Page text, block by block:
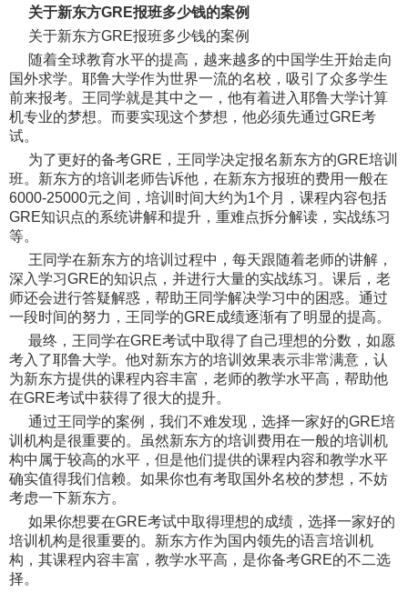
关于新东方GRE报班多少钱的案例
关于新东方GRE报班多少钱的案例
随着全球教育水平的提高，越来越多的中国学生开始走向
国外求学。耶鲁大学作为世界一流的名校，吸引了众多学生
前来报考。王同学就是其中之一，他有着进入耶鲁大学计算
机专业的梦想。而要实现这个梦想，他必须先通过GRE考
试。
为了更好的备考GRE，王同学决定报名新东方的GRE培训
班。新东方的培训老师告诉他，在新东方报班的费用一般在
6000-25000元之间，培训时间大约为1个月，课程内容包括
GRE知识点的系统讲解和提升，重难点拆分解读，实战练习
等。
王同学在新东方的培训过程中，每天跟随着老师的讲解，
深入学习GRE的知识点，并进行大量的实战练习。课后，老
师还会进行答疑解惑，帮助王同学解决学习中的困惑。通过
一段时间的努力，王同学的GRE成绩逐渐有了明显的提高。
最终，王同学在GRE考试中取得了自己理想的分数，如愿
考入了耶鲁大学。他对新东方的培训效果表示非常满意，认
为新东方提供的课程内容丰富，老师的教学水平高，帮助他
在GRE考试中获得了很大的提升。
通过王同学的案例，我们不难发现，选择一家好的GRE培
训机构是很重要的。虽然新东方的培训费用在一般的培训机
构中属于较高的水平，但是他们提供的课程内容和教学水平
确实值得我们信赖。如果你也有考取国外名校的梦想，不妨
考虑一下新东方。
如果你想要在GRE考试中取得理想的成绩，选择一家好的
培训机构是很重要的。新东方作为国内领先的语言培训机
构，其课程内容丰富，教学水平高，是你备考GRE的不二选
择。